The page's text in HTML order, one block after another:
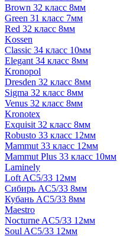
Brown 32 класс 8мм
Green 31 класс 7мм
Red 32 класс 8мм
Kossen
Classic 34 класс 10мм
Elegant 34 класс 8мм
Kronopol
Dresden 32 класс 8мм
Sigma 32 класс 8мм
Venus 32 класс 8мм
Kronotex
Exquisit 32 класс 8мм
Robusto 33 класс 12мм
Mammut 33 класс 12мм
Mammut Plus 33 класс 10мм
Laminely
Loft AC5/33 12мм
Сибирь AC5/33 8мм
Кубань AC5/33 8мм
Maestro
Nocturne AC5/33 12мм
Soul AC5/33 12мм